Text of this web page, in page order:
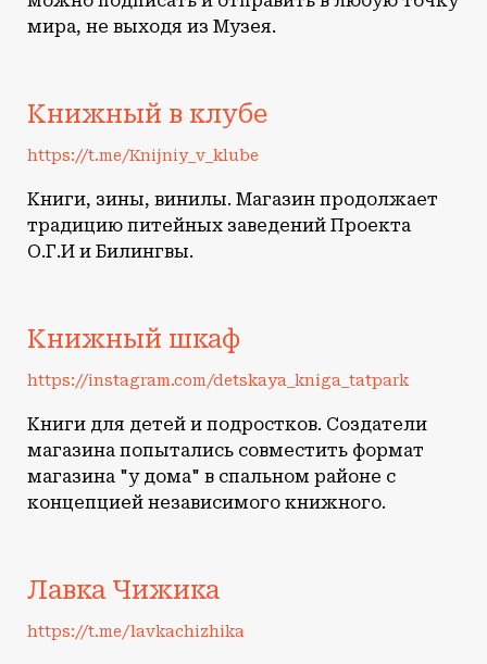
мира, не выходя из Музея.
Книжный в клубе
https://t.me/Knijniy_v_klube
Книги, зины, винилы. Магазин продолжает
традицию питейных заведений Проекта
О.Г.И и Билингвы.
Книжный шкаф
https://instagram.com/detskaya_kniga_tatpark
Книги для детей и подростков. Создатели
магазина попытались совместить формат
магазина "у дома" в спальном районе с
концепцией независимого книжного.
Лавка Чижика
https://t.me/lavkachizhika